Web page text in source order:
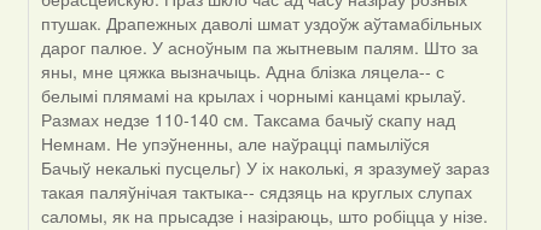
to
by
Harrier
птушак. Драпежных даволі шмат уздоўж аўтамабільных
дарог палюе. У асноўным па жытневым палям. Што за
яны, мне цяжка вызначыць. Адна блізка ляцела-- с
белымі плямамі на крылах і чорнымі канцамі крылаў.
Размах недзе 110-140 см. Таксама бачыў скапу над
Немнам. Не упэўненны, але наўрацці памыліўся
Бачыў некалькі пусцельг) У іх наколькі, я зразумеў зараз
такая паляўнічая тактыка-- сядзяць на круглых слупах
саломы, як на прысадзе і назіраюць, што робіцца у нізе.